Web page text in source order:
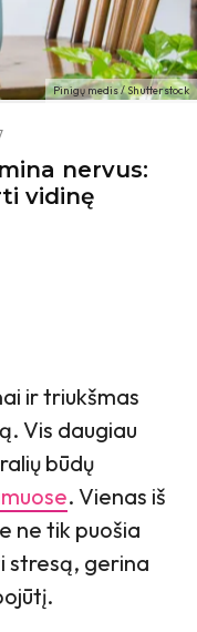
Pinigų medis / Shutterstock
nervus:
vidinę
ir triukšmas
Vis daugiau
būdų
. Vienas iš
ne tik puošia
stresą, gerina